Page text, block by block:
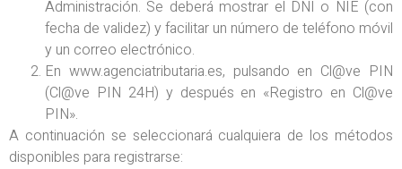
Administración. Se deberá mostrar el DNI o NIE (con
fecha de validez) y facilitar un número de teléfono móvil
y un correo electrónico.
En www.agenciatributaria.es, pulsando en Cl@ve PIN
(Cl@ve PIN 24H) y después en «Registro en Cl@ve
PIN».
A continuación se seleccionará cualquiera de los métodos
disponibles para registrarse: